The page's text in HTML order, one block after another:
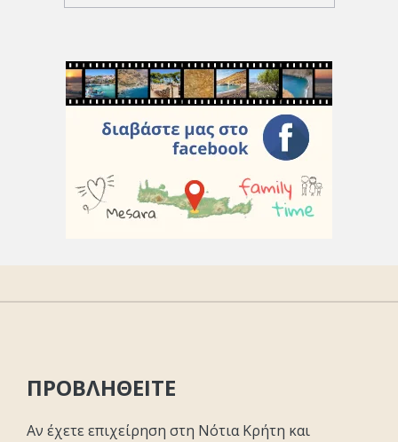
ΠΡΟΒΛΗΘΕΙΤΕ
Αν έχετε επιχείρηση στη Νότια Κρήτη και